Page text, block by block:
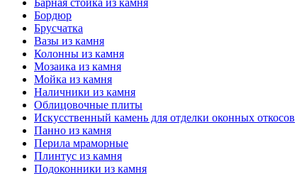
Барная стойка из камня
Бордюр
Брусчатка
Вазы из камня
Колонны из камня
Мозаика из камня
Мойка из камня
Наличники из камня
Облицовочные плиты
Искусственный камень для отделки оконных откосов
Панно из камня
Перила мраморные
Плинтус из камня
Подоконники из камня